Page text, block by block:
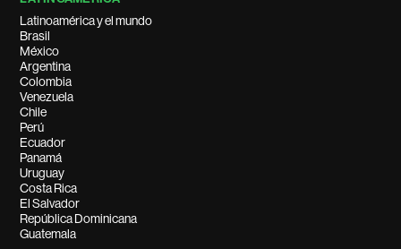
Latinoamérica y el mundo
Brasil
México
Argentina
Colombia
Venezuela
Chile
Perú
Ecuador
Panamá
Uruguay
Costa Rica
El Salvador
República Dominicana
Guatemala